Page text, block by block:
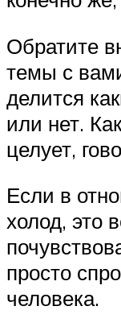
Обратите
темы с
делится
или нет.
целует,
Если в
холод, это
просто
человека.